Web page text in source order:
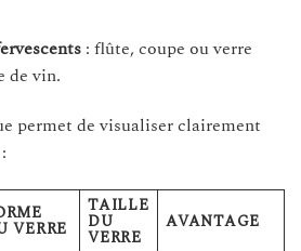
: flûte, coupe ou verre
de vin.
permet de visualiser clairement
VERRE
TAILLE
DU
VERRE
AVANTAGE